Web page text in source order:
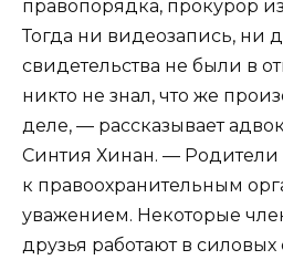
правопорядка, прокурор
Тогда ни видеозапись, ни
свидетельства не были в
никто не знал, что же
деле, — рассказывает
Синтия Хинан. — Родители
к правоохранительным
уважением. Некоторые
друзья работают в силовых